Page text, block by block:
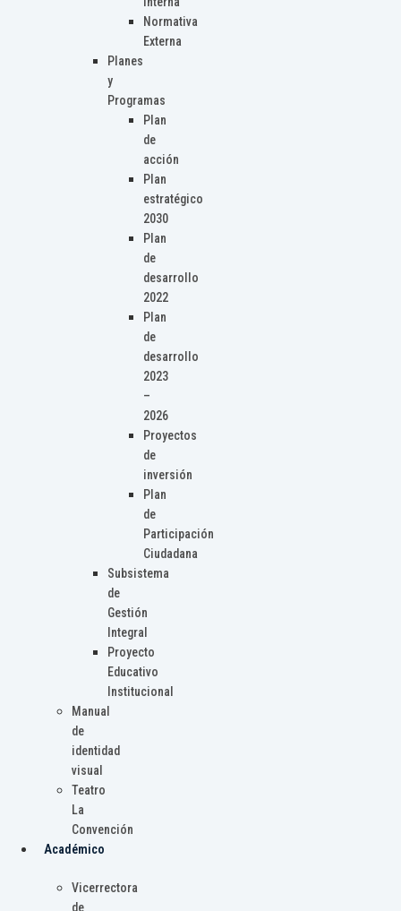
Normativa
Externa
Planes
y
Programas
Plan
de
acción
Plan
estratégico
2030
Plan
de
desarrollo
2022
Plan
de
desarrollo
2023
–
2026
Proyectos
de
inversión
Plan
de
Participación
Ciudadana
Subsistema
de
Gestión
Integral
Proyecto
Educativo
Institucional
Manual
de
identidad
visual
Teatro
La
Convención
Académico
Vicerrectora
de